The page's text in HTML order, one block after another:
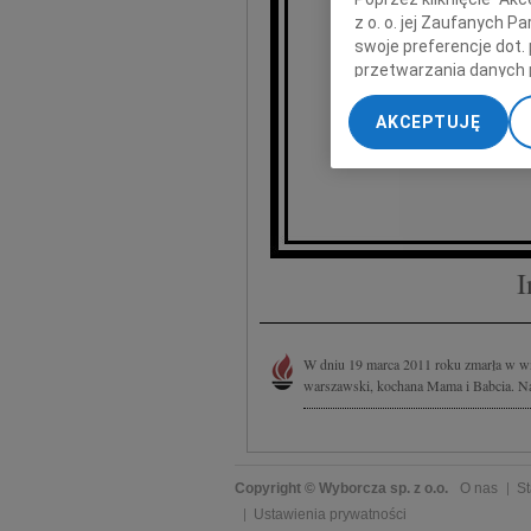
zmarłą
W dniu 19 marca 2011 roku zmarła w
warszawski, kochana Mama i Babcia.
Copyright © Wyborcza sp. z o.o. O nas
Ustawienia prywatności
z o. o. jej Zaufanych
swoje preferencje dot.
przetwarzania danych
„Ustawienia
My, nasi Zaufani
dokładnych danych
Przechowywanie
AKCEPTUJĘ